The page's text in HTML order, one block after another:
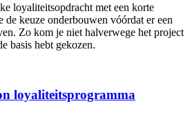
loyaliteitsopdracht met een korte
de keuze onderbouwen vóórdat er een
Zo kom je niet halverwege het project
basis hebt gekozen.
loyaliteitsprogramma